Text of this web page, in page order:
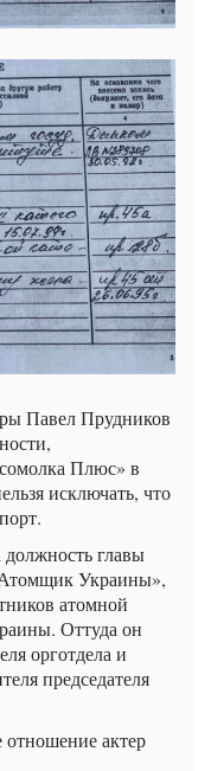
Павел Прудников
Плюс» в
исключать, что
главы
Украины»,
атомной
Оттуда он
орготдела и
председателя
актер